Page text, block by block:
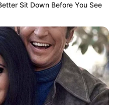
Sit Down Before You See